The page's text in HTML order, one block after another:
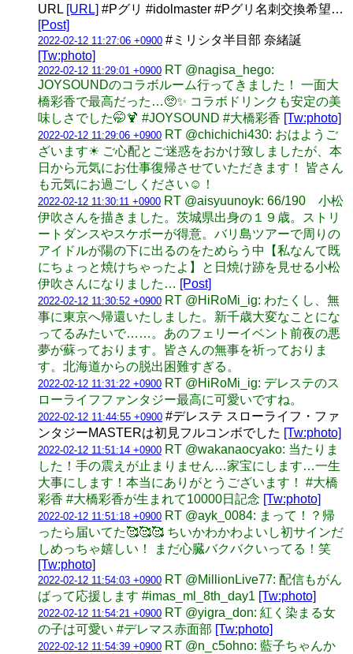
URL [URL] #Pグリ #idolmaster #Pグリ名刺交換希望…
[Post]
2022-02-12 11:27:06 +0900 #ミリシタ半目部 奈緒誕
[Tw:photo]
2022-02-12 11:29:01 +0900 RT @nagisa_hego:
JOYSOUNDのコラボルーム行ってきました！ 一面大
橋彩香で最高だった…🥺✨ コラボドリンクも安定の美
味しさでした🤭🍹 #JOYSOUND #大橋彩香 [Tw:photo]
2022-02-12 11:29:06 +0900 RT @chichichi430: おはようご
ざいます☀ ご心配とご迷惑をおかけ致しましたが、本
日から元気にお仕事復帰させていただきます！ 皆さん
も元気にお過ごしください☺️！
2022-02-12 11:30:11 +0900 RT @aisyuunoyk: 66/190 小松
伊吹さんを描きました。茨城県出身の１９歳。ストリ
ートダンスやスケボーが得意。バリ島ツアーで周りの
アイドルが陽の下に出るのをためらう中【私なんて既
にちょっと焼けちゃったよ】と日焼け跡を見せる小松
伊吹さんになりました… [Post]
2022-02-12 11:30:52 +0900 RT @HiRoMi_ig: わたくし、無
事に東京へ帰還いたしました。新千歳大変なことにな
ってるみたいで……。あのフェリーイベント前夜の悪
夢が蘇っております。皆さんの無事を祈っておりま
す。北海道からの脱出困難すぎる。
2022-02-12 11:31:22 +0900 RT @HiRoMi_ig: デレステのス
ローライフファンタジー最高に可愛いですね。
2022-02-12 11:44:55 +0900 #デレステ スローライフ・ファ
ンタジーMASTERは初見フルコンボでした [Tw:photo]
2022-02-12 11:51:14 +0900 RT @wakanaocyako: 当たりま
した！手の震えが止まりません…家宝にします…一生
大事にします！本当にありがとうございます！ #大橋
彩香 #大橋彩香が生まれて10000日記念 [Tw:photo]
2022-02-12 11:51:18 +0900 RT @ayk_0084: まって！？帰
ったら届いてた🥰🥰🥰 ちいかわかわよいし初サインだ
しめっちゃ嬉しい！ まだ心臓バクバクいってる！笑
[Tw:photo]
2022-02-12 11:54:03 +0900 RT @MillionLive77: 配信もがん
ばって応援します #imas_ml_8th_day1 [Tw:photo]
2022-02-12 11:54:21 +0900 RT @yigra_don: 紅く染まる女
の子は可愛い #デレマス赤面部 [Tw:photo]
2022-02-12 11:54:39 +0900 RT @n_c5ohno: 藍子ちゃんか